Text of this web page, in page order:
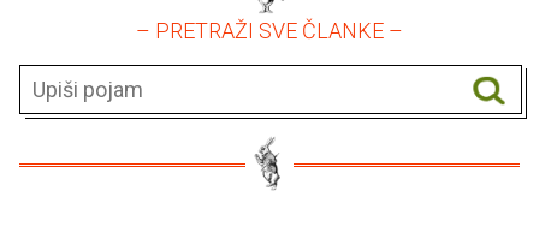
– PRETRAŽI SVE ČLANKE –